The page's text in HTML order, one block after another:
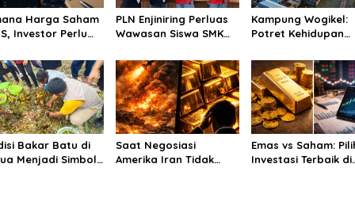
Harga Saham
Investor Perlu
Menghindari
Berlebihan
PLN Enjiniring Perluas
Wawasan Siswa SMK
Perubahan Iklim
Kampung Wogikel:
Potret Kehidupan
Papua yang
di Tengah
Keterbatasan
Bakar Batu di
Menjadi Simbol
Saat Negosiasi
Amerika Iran Tidak
Emas vs Saham:
Investasi Terbaik di